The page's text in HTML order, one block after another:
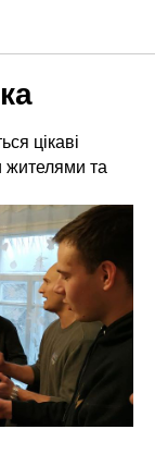
цікаві
жителями та